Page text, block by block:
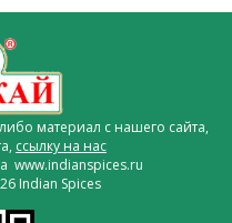
материал с нашего сайта,
ссылку на нас
www.indianspices.ru
Indian Spices